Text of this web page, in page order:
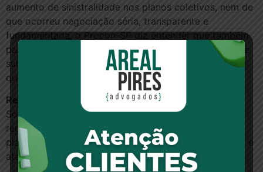
aumento de sinistralidade nos planos coletivos, nem de
que ocorreu negociação séria, transparente e
fundamentada, o Procon-SP diz entender que também
para os contratos coletivos deve ser aplicado o índice
subsidiário dos planos individuais sugerido pela ANS,
que é de 8,46%.
Reclamações
Só no mês de janeiro, foram registradas quase mil
reclamações de consumidores contra os reajustes de
planos de saúde. Há casos de reajustes de 91%, 104% e
até 113%.